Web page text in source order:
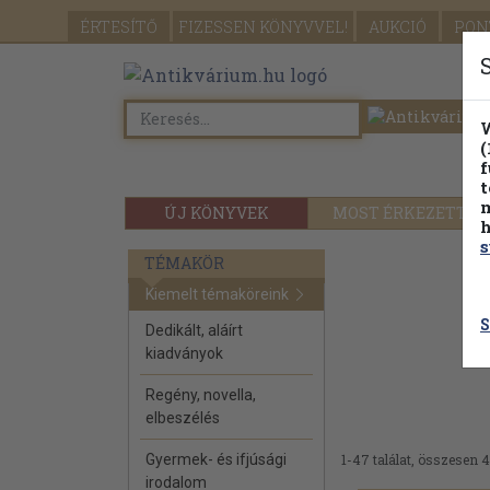
ÉRTESÍTŐ FIZESSEN KÖNYVVEL! AUKCIÓ
ÚJ KÖNYVEK MOST ÉRKEZETT
TÉMAKÖR
Kiemelt témaköreink
Dedikált, aláírt
kiadványok
Regény, novella,
elbeszélés
Gyermek- és ifjúsági
irodalom
1-47 találat, összesen